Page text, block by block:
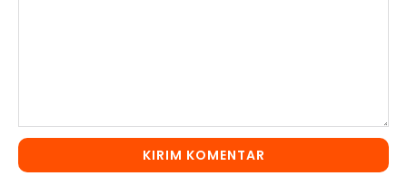
KIRIM KOMENTAR